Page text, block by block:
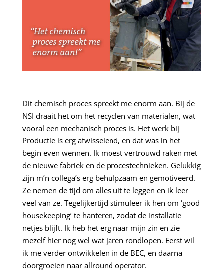
Dit chemisch proces spreekt me enorm aan. Bij de
NSI draait het om het recyclen van materialen, wat
vooral een mechanisch proces is. Het werk bij
Productie is erg afwisselend, en dat was in het
begin even wennen. Ik moest vertrouwd raken met
de nieuwe fabriek en de procestechnieken. Gelukkig
zijn m’n collega’s erg behulpzaam en gemotiveerd.
Ze nemen de tijd om alles uit te leggen en ik leer
veel van ze. Tegelijkertijd stimuleer ik hen om ‘good
housekeeping’ te hanteren, zodat de installatie
netjes blijft. Ik heb het erg naar mijn zin en zie
mezelf hier nog wel wat jaren rondlopen. Eerst wil
ik me verder ontwikkelen in de BEC, en daarna
doorgroeien naar allround operator.